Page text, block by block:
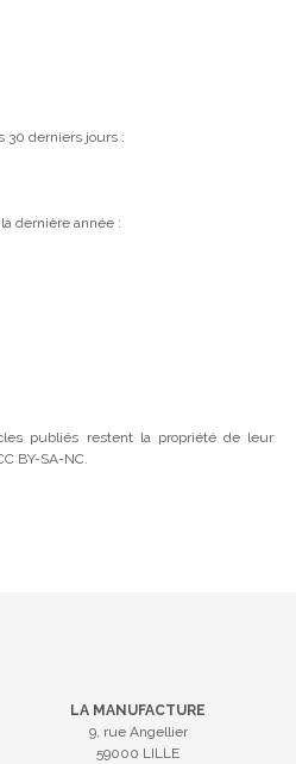
30 derniers jours :
dernière année :
publiés restent la propriété de leur
BY-SA-NC.
LA MANUFACTURE
9, rue Angellier
59000 LILLE